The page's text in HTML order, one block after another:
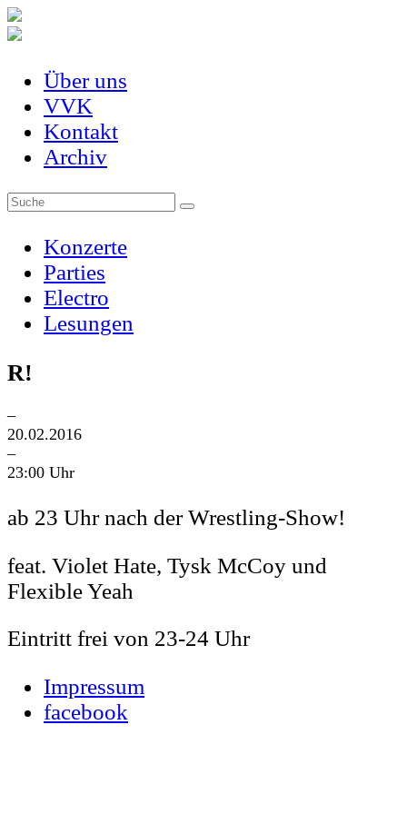
Über uns
VVK
Kontakt
Archiv
Konzerte
Parties
Electro
Lesungen
R!
–
20.02.2016
–
23:00 Uhr
ab 23 Uhr nach der Wrestling-Show!
feat. Violet Hate, Tysk McCoy und
Flexible Yeah
Eintritt frei von 23-24 Uhr
Impressum
facebook